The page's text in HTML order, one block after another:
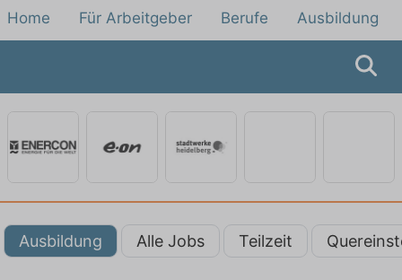
Home Für Arbeitgeber Berufe Ausbildung
Ausbildung Alle Jobs Teilzeit